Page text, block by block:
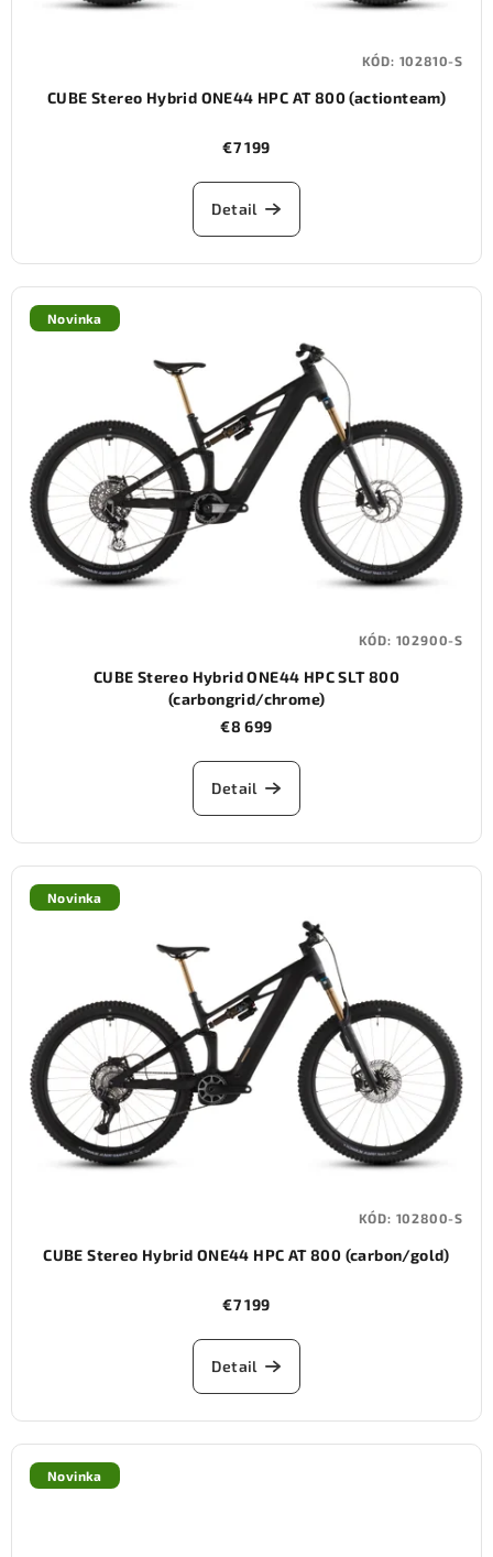
CUBE Stereo Hybrid ONE44 HPC AT 800 (actionteam)
€7 199
Detail
KÓD: 102810-S
Novinka
CUBE Stereo Hybrid ONE44 HPC SLT 800
(carbongrid/chrome)
€8 699
Detail
KÓD: 102900-S
Novinka
CUBE Stereo Hybrid ONE44 HPC AT 800 (carbon/gold)
€7 199
Detail
KÓD: 102800-S
Novinka